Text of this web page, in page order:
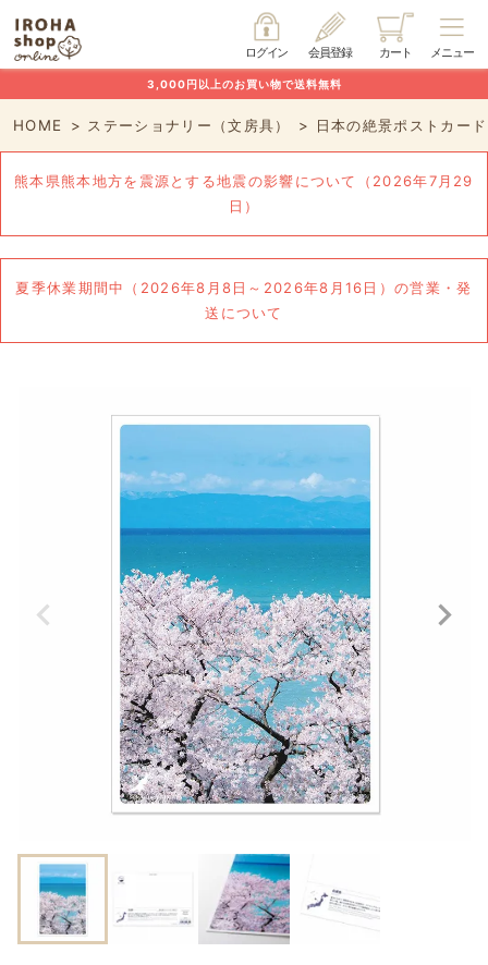
メニュー
カート
会員登録
ログイン
3,000円以上のお買い物で送料無料
HOME ステーショナリー（文房具） 日本の絶景ポストカー
熊本県熊本地方を震源とする地震の影響について（2026年7月29
日）
夏季休業期間中（2026年8月8日～2026年8月16日）の営業・発
送について